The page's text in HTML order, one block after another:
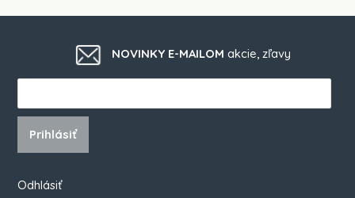
NOVINKY E-MAILOM akcie, zľavy
Prihlásiť
Odhlásiť